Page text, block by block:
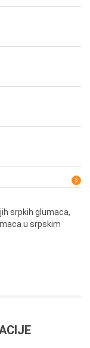
srpkih glumaca,
u srpskim